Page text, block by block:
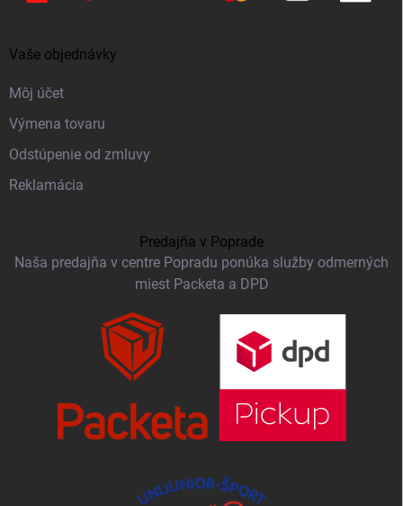
Vaše objednávky
Môj účet
Výmena tovaru
Odstúpenie od zmluvy
Reklamácia
Predajňa v Poprade
Naša predajňa v centre Popradu ponúka služby odmerných
miest Packeta a DPD